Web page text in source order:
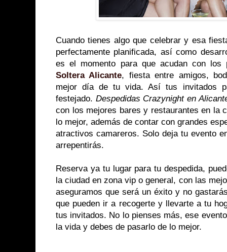
Cuando tienes algo que celebrar y esa
perfectamente planificada, así como
es el momento para que acudan con
Soltera Alicante, fiesta entre amigos,
mejor día de tu vida. Así tus invitados
festejado. Despedidas Crazynight en
con los mejores bares y restaurantes en la
lo mejor, además de contar con grandes
atractivos camareros. Solo deja tu evento
arrepentirás.
Reserva ya tu lugar para tu despedida,
la ciudad en zona vip o general, con las
aseguramos que será un éxito y no
que pueden ir a recogerte y llevarte a tu
tus invitados. No lo pienses más, ese
la vida y debes de pasarlo de lo mejor.